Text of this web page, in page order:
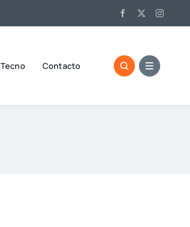
Tecno Contacto